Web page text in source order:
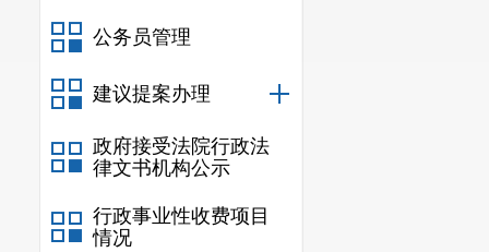
公务员管理
建议提案办理
政府接受法院行政法
律文书机构公示
行政事业性收费项目
情况